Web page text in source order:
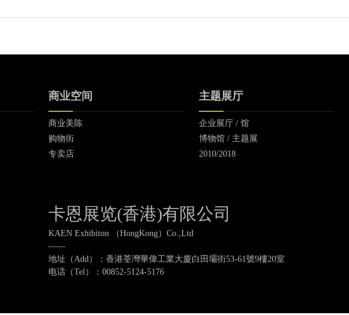
商业空间
商业美陈
购物街
专卖店
主题展厅
企业展厅 / 馆
博物馆 / 主题展
2010/2018
卡恩展览(香港)有限公司
KAEN Exhibiton （HongKong）Co.,Ltd
——
地址（Add）：香港荃灣華偉工業大廈白田壩街53-61號9樓20室
电话（Tel）：00852-5124-5176